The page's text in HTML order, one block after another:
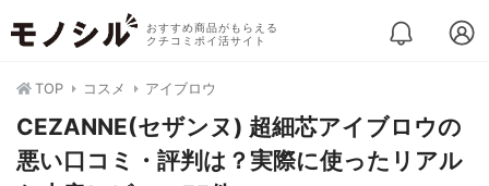
おすすめ商品がもらえる
クチコミポイ活サイト
TOP コスメ アイブロウ
CEZANNE(セザンヌ) 超細芯アイブロウの
悪い口コミ・評判は？実際に使ったリアル